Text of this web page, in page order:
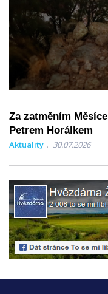
Za zatměním
Petrem Horálkem
Aktuality 30.07.2026